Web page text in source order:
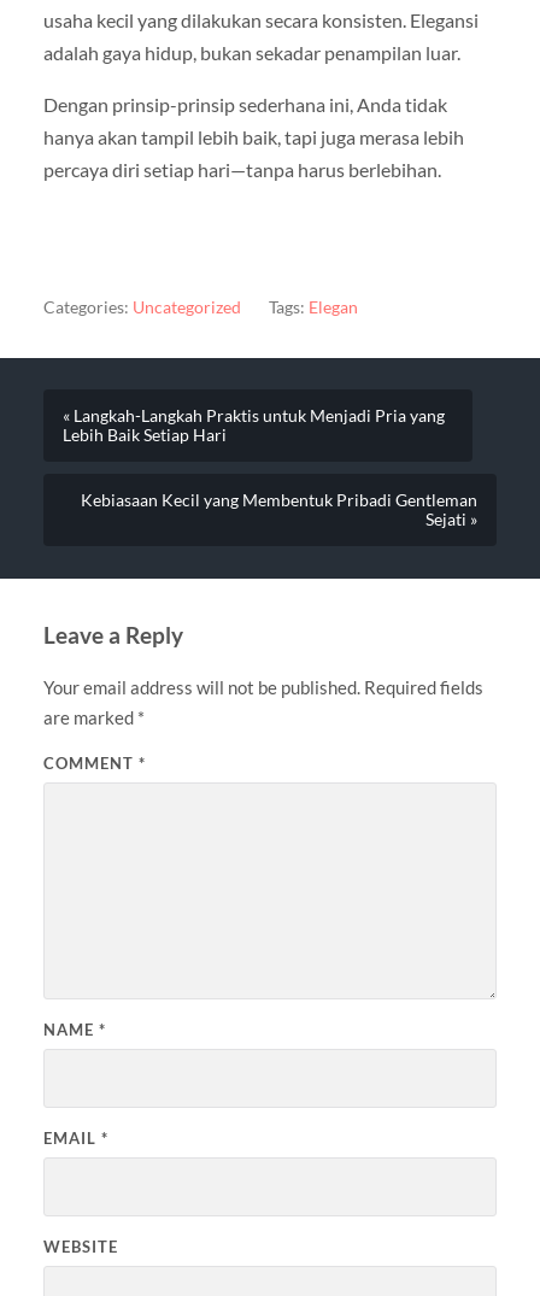
usaha kecil yang dilakukan secara konsisten. Elegansi
adalah gaya hidup, bukan sekadar penampilan luar.
Dengan prinsip-prinsip sederhana ini, Anda tidak
hanya akan tampil lebih baik, tapi juga merasa lebih
percaya diri setiap hari—tanpa harus berlebihan.
Categories: Uncategorized Tags: Elegan
« Langkah-Langkah Praktis untuk Menjadi Pria yang
Lebih Baik Setiap Hari
Kebiasaan Kecil yang Membentuk Pribadi Gentleman
Sejati »
Leave a Reply
Your email address will not be published. Required fields
are marked *
COMMENT *
NAME *
EMAIL *
WEBSITE